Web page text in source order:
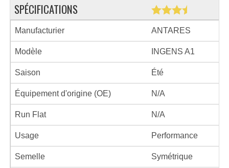
SPÉCIFICATIONS
Manufacturier ANTARES
Modèle INGENS A1
Saison Été
Équipement d'origine (OE) N/A
Run Flat N/A
Usage Performance
Semelle Symétrique